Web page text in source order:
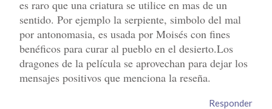
es raro que una criatura se utilice en mas de un
sentido. Por ejemplo la serpiente, simbolo del mal
por antonomasia, es usada por Moisés con fines
benéficos para curar al pueblo en el desierto.Los
dragones de la película se aprovechan para dejar los
mensajes positivos que menciona la reseña.
Responder